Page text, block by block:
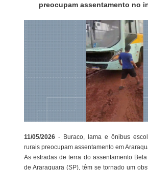
preocupam assentamento no
11/05/2026 - Buraco, lama e ônibus
rurais preocupam assentamento em
As estradas de terra do assentamento
de Araraquara (SP), têm se tornado um